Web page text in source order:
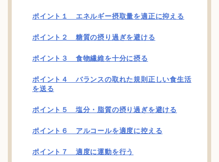
ポイント１ エネルギー摂取量を適正に抑える
ポイント２ 糖質の摂り過ぎを避ける
ポイント３ 食物繊維を十分に摂る
ポイント４ バランスの取れた規則正しい食生活
を送る
ポイント５ 塩分・脂質の摂り過ぎを避ける
ポイント６ アルコールを適度に控える
ポイント７ 適度に運動を行う